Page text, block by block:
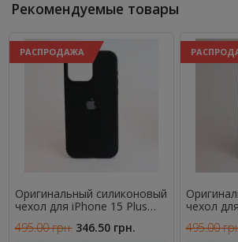
Рекомендуемые товары
РАСПРОДАЖА
Оригинальный силиконовый
чехол для iPhone 15 Plus
495.00 грн. 346.50 грн.
чехол
495.00